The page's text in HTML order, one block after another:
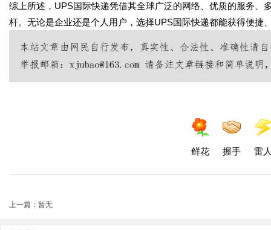
综上所述，UPS国际快递凭借其全球广泛的网络、优质的服务
杆。无论是企业还是个人用户，选择UPS国际快递都能获得便捷
鲜花 握手 雷
上一篇：暂无